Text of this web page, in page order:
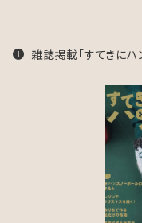
雑誌掲載「すてきにハ